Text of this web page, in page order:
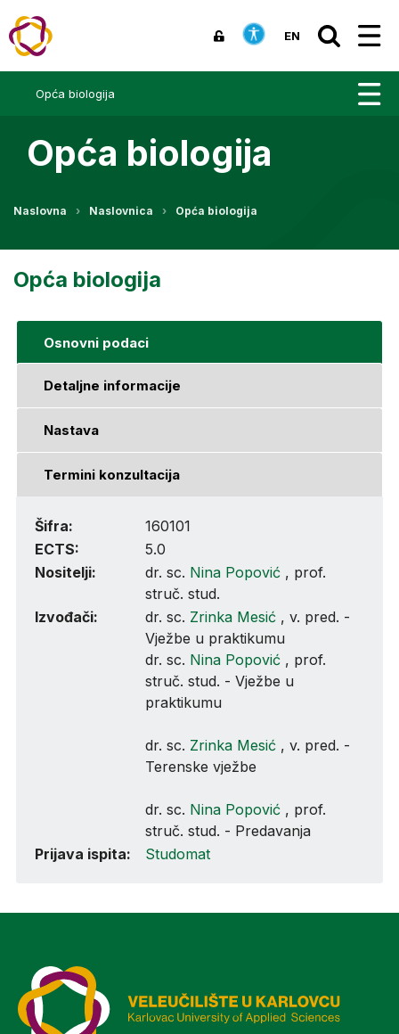
EN
Opća biologija
Opća biologija
Naslovna Naslovnica Opća biologija
Opća biologija
Osnovni podaci
Detaljne informacije
Nastava
Termini konzultacija
Šifra:
160101
ECTS:
5.0
Nositelji:
dr. sc. Nina Popović , prof.
struč. stud.
Izvođači:
dr. sc. Zrinka Mesić , v. pred. -
Vježbe u praktikumu
dr. sc. Nina Popović , prof.
struč. stud. - Vježbe u
praktikumu
dr. sc. Zrinka Mesić , v. pred. -
Terenske vježbe
dr. sc. Nina Popović , prof.
struč. stud. - Predavanja
Prijava ispita:
Studomat